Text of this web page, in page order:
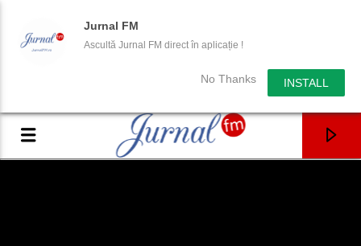
Jurnal FM
Ascultă Jurnal FM direct în aplicație !
No Thanks INSTALL